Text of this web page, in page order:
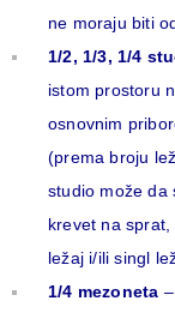
ne moraju biti
1/2, 1/3, 1/4
istom prostoru
osnovnim
(prema broju
studio može da
krevet na
ležaj i/ili singl
1/4 mezoneta